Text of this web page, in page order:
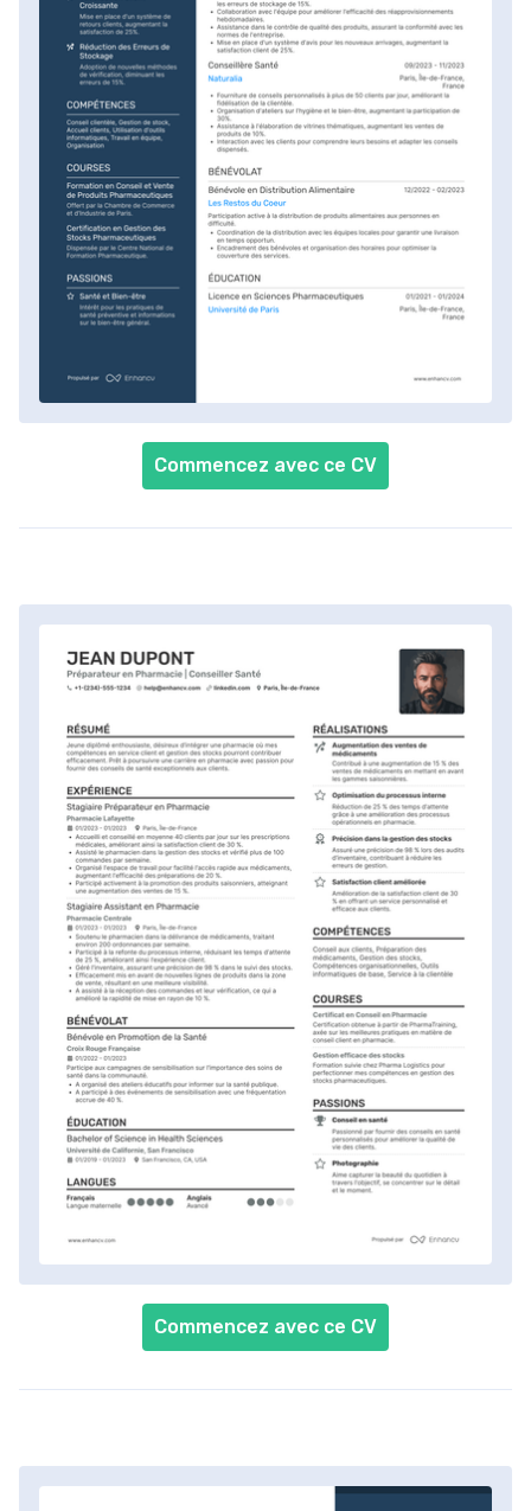
Commencez avec ce CV
Commencez avec ce CV